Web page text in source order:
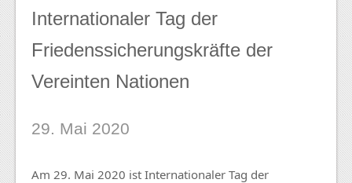
Internationaler Tag der
Friedenssicherungskräfte der
Vereinten Nationen
29. Mai 2020
Am 29. Mai 2020 ist Internationaler Tag der